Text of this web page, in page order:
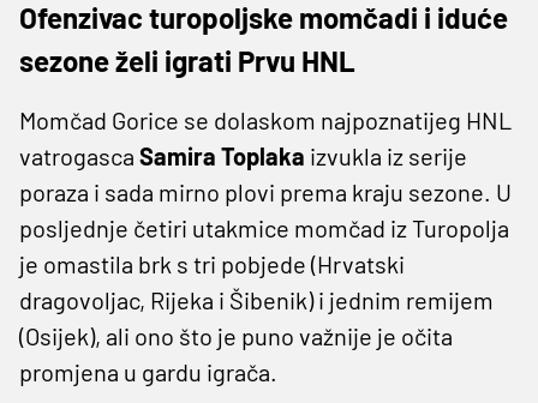
Ofenzivac turopoljske momčadi i iduće
sezone želi igrati Prvu HNL
Momčad Gorice se dolaskom najpoznatijeg HNL
vatrogasca Samira Toplaka izvukla iz serije
poraza i sada mirno plovi prema kraju sezone. U
posljednje četiri utakmice momčad iz Turopolja
je omastila brk s tri pobjede (Hrvatski
dragovoljac, Rijeka i Šibenik) i jednim remijem
(Osijek), ali ono što je puno važnije je očita
promjena u gardu igrača.